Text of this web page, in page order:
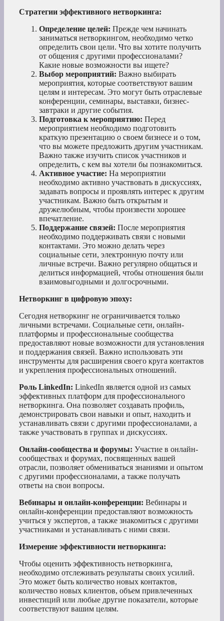
Стратегии эффективного нетворкинга:
Определение целей: Прежде чем начинать
заниматься нетворкингом, необходимо четко
определить свои цели. Что вы хотите получить
от общения с другими профессионалами?
Какие новые возможности вы ищете?
Выбор мероприятий: Важно выбирать
мероприятия, которые соответствуют вашим
целям и интересам. Это могут быть отраслевые
конференции, семинары, выставки, бизнес-
завтраки и другие события.
Подготовка к мероприятию: Перед
мероприятием необходимо подготовить
краткую презентацию о своем бизнесе и о том,
что вы можете предложить другим участникам.
Важно также изучить список участников и
определить, с кем вы хотели бы познакомиться.
Активное участие: На мероприятии
необходимо активно участвовать в дискуссиях,
задавать вопросы и проявлять интерес к другим
участникам. Важно быть открытым и
дружелюбным, чтобы произвести хорошее
впечатление.
Поддержание связей: После мероприятия
необходимо поддерживать связи с новыми
контактами. Это можно делать через
социальные сети, электронную почту или
личные встречи. Важно регулярно общаться и
делиться информацией, чтобы отношения были
взаимовыгодными и долгосрочными.
Нетворкинг в цифровую эпоху:
Сегодня нетворкинг не ограничивается только
личными встречами. Социальные сети, онлайн-
платформы и профессиональные сообщества
предоставляют новые возможности для установления
и поддержания связей. Важно использовать эти
инструменты для расширения своего круга контактов
и укрепления профессиональных отношений.
Роль LinkedIn: LinkedIn является одной из самых
эффективных платформ для профессионального
нетворкинга. Она позволяет создавать профиль,
демонстрировать свои навыки и опыт, находить и
устанавливать связи с другими профессионалами, а
также участвовать в группах и дискуссиях.
Онлайн-сообщества и форумы: Участие в онлайн-
сообществах и форумах, посвященных вашей
отрасли, позволяет обмениваться знаниями и опытом
с другими профессионалами, а также получать
ответы на свои вопросы.
Вебинары и онлайн-конференции: Вебинары и
онлайн-конференции предоставляют возможность
учиться у экспертов, а также знакомиться с другими
участниками и устанавливать с ними связи.
Измерение эффективности нетворкинга:
Чтобы оценить эффективность нетворкинга,
необходимо отслеживать результаты своих усилий.
Это может быть количество новых контактов,
количество новых клиентов, объем привлеченных
инвестиций или любые другие показатели, которые
соответствуют вашим целям.